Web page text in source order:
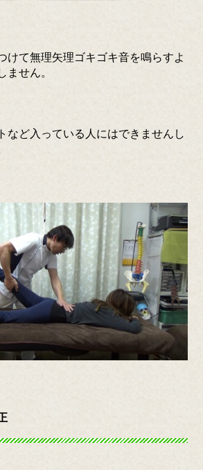
けて無理矢理ゴキゴキ音を鳴らすよ
ません。
など入っている人にはできませんし